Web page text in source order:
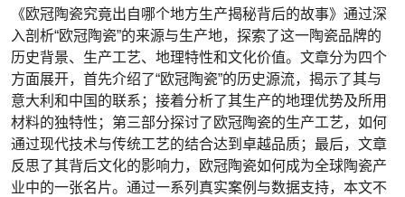
《欧冠陶瓷究竟出自哪个地方生产揭秘背后的故事》通过深
入剖析“欧冠陶瓷”的来源与生产地，探索了这一陶瓷品牌的
历史背景、生产工艺、地理特性和文化价值。文章分为四个
方面展开，首先介绍了“欧冠陶瓷”的历史源流，揭示了其与
意大利和中国的联系；接着分析了其生产的地理优势及所用
材料的独特性；第三部分探讨了欧冠陶瓷的生产工艺，如何
通过现代技术与传统工艺的结合达到卓越品质；最后，文章
反思了其背后文化的影响力，欧冠陶瓷如何成为全球陶瓷产
业中的一张名片。通过一系列真实案例与数据支持，本文不